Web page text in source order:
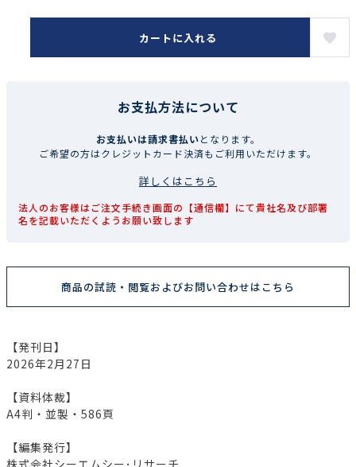
カートに入れる
お支払方法について
お支払いは請求書払いとなります。
ご希望の方はクレジットカード決済もご利用いただけます。
詳しくはこちら
法人のお客様はご注文手続き画面の【通信欄】にて貴社名及び部署
名を記載いただくようお願い致します
商品の試読・閲覧およびお問い合わせはこちら
【発刊日】
2026年2月27日
【資料体裁】
A4判・並製・586頁
【編集発行】